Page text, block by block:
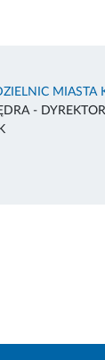
MIASTA
-